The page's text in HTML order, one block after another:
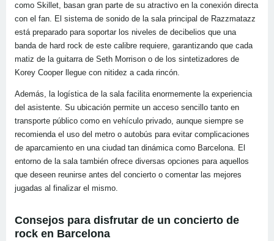
como Skillet, basan gran parte de su atractivo en la conexión directa
con el fan. El sistema de sonido de la sala principal de Razzmatazz
está preparado para soportar los niveles de decibelios que una
banda de hard rock de este calibre requiere, garantizando que cada
matiz de la guitarra de Seth Morrison o de los sintetizadores de
Korey Cooper llegue con nitidez a cada rincón.
Además, la logística de la sala facilita enormemente la experiencia
del asistente. Su ubicación permite un acceso sencillo tanto en
transporte público como en vehículo privado, aunque siempre se
recomienda el uso del metro o autobús para evitar complicaciones
de aparcamiento en una ciudad tan dinámica como Barcelona. El
entorno de la sala también ofrece diversas opciones para aquellos
que deseen reunirse antes del concierto o comentar las mejores
jugadas al finalizar el mismo.
Consejos para disfrutar de un concierto de
rock en Barcelona